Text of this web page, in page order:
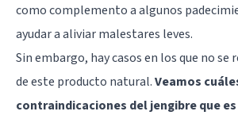
como complemento a algunos
ayudar a aliviar malestares leves.
Sin embargo, hay casos en los que no se
de este producto natural.Veamos
contraindicaciones del jengibre que